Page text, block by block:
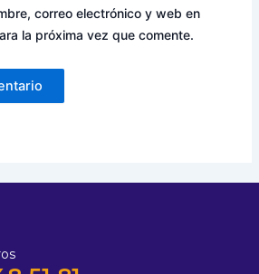
correo electrónico y web en
la próxima vez que comente.